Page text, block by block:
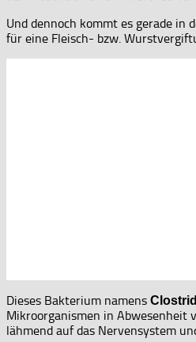
Und dennoch kommt es gerade in
für eine Fleisch- bzw.
Dieses Bakterium namens
Mikroorganismen in Abwesenheit
lähmend auf das Nervensystem